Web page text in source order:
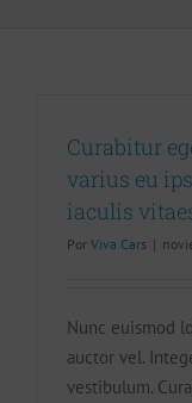
Curabitur
varius eu
iaculis
Por Viva Cars |
Nunc euismod
auctor vel.
vestibulum.